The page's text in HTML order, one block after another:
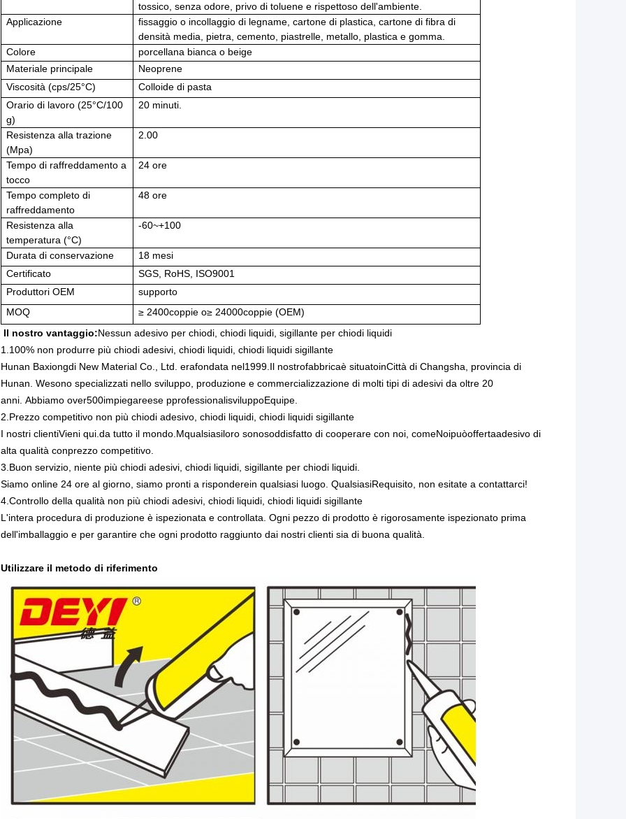
tossico, senza odore, privo di toluene e rispettoso dell'ambiente.
Applicazione
fissaggio o incollaggio di legname, cartone di plastica, cartone di fibra di
densità media, pietra, cemento, piastrelle, metallo, plastica e gomma.
Colore
porcellana bianca o beige
Materiale principale
Neoprene
Viscosità (cps/25°C)
Colloide di pasta
Orario di lavoro (25°C/100
g)
20 minuti.
Resistenza alla trazione
(Mpa)
2.00
Tempo di raffreddamento a
tocco
24 ore
Tempo completo di
raffreddamento
48 ore
Resistenza alla
temperatura (°C)
-60~+100
Durata di conservazione
18 mesi
Certificato
SGS, RoHS, ISO9001
Produttori OEM
supporto
MOQ
≥ 2400coppie o≥ 24000coppie (OEM)
Il nostro vantaggio:Nessun adesivo per chiodi, chiodi liquidi, sigillante per chiodi liquidi
1.100% non produrre più chiodi adesivi, chiodi liquidi, chiodi liquidi sigillante
Hunan Baxiongdi New Material Co., Ltd. erafondata nel1999.Il nostrofabbricaè situatoinCittà di Changsha, provincia di
Hunan. Wesono specializzati nello sviluppo, produzione e commercializzazione di molti tipi di adesivi da oltre 20
anni. Abbiamo over500impiegareese pprofessionalisviluppoEquipe.
2.Prezzo competitivo non più chiodi adesivo, chiodi liquidi, chiodi liquidi sigillante
I nostri clientiVieni qui.da tutto il mondo.Mqualsiasiloro sonosoddisfatto di cooperare con noi, comeNoipuòoffertaadesivo di
alta qualità conprezzo competitivo.
3.Buon servizio, niente più chiodi adesivi, chiodi liquidi, sigillante per chiodi liquidi.
Siamo online 24 ore al giorno, siamo pronti a risponderein qualsiasi luogo. QualsiasiRequisito, non esitate a contattarci!
4.Controllo della qualità non più chiodi adesivi, chiodi liquidi, chiodi liquidi sigillante
L'intera procedura di produzione è ispezionata e controllata. Ogni pezzo di prodotto è rigorosamente ispezionato prima
dell'imballaggio e per garantire che ogni prodotto raggiunto dai nostri clienti sia di buona qualità.
Utilizzare il metodo di riferimento